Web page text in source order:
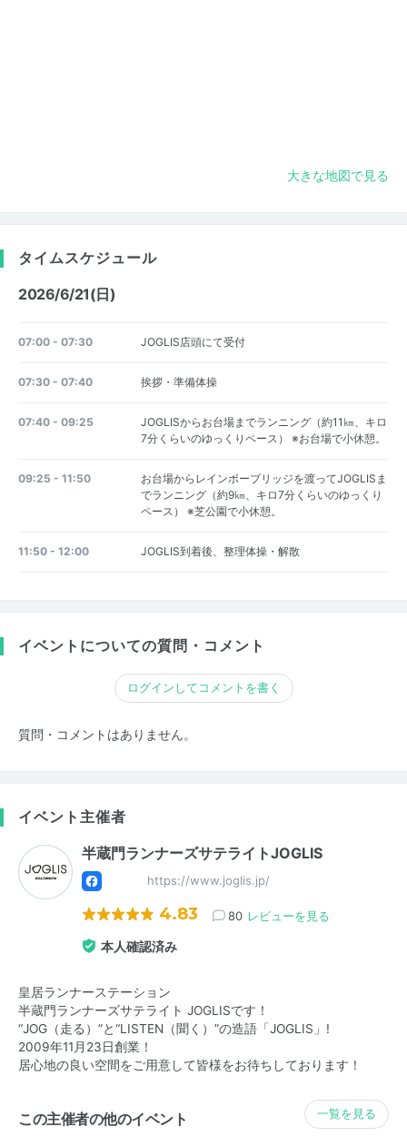
大きな地図で見る
タイムスケジュール
2026/6/21(日)
07:00 - 07:30 JOGLIS店頭にて受付
07:30 - 07:40 挨拶・準備体操
07:40 - 09:25
JOGLISからお台場までランニング（約11㎞、キロ
7分くらいのゆっくりペース） ※お台場で小休憩。
09:25 - 11:50
お台場からレインボーブリッジを渡ってJOGLISま
でランニング（約9㎞、キロ7分くらいのゆっくり
ペース） ※芝公園で小休憩。
11:50 - 12:00 JOGLIS到着後、整理体操・解散
イベントについての質問・コメント
ログインしてコメントを書く
質問・コメントはありません。
イベント主催者
半蔵門ランナーズサテライトJOGLIS
https://www.joglis.jp/
4.83 80 レビューを見る
本人確認済み
皇居ランナーステーション
半蔵門ランナーズサテライト JOGLISです！
“JOG（走る）”と“LISTEN（聞く）”の造語「JOGLIS」!
2009年11月23日創業！
居心地の良い空間をご用意して皆様をお待ちしております！
この主催者の他のイベント 一覧を見る